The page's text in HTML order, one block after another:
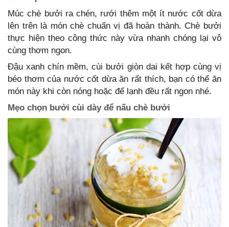
Múc chè bưởi ra chén, rưới thêm một ít nước cốt dừa
lên trên là món chè chuẩn vị đã hoàn thành. Chè bưởi
thực hiện theo công thức này vừa nhanh chóng lại vô
cùng thơm ngon.
Đậu xanh chín mềm, cùi bưởi giòn dai kết hợp cùng vị
béo thơm của nước cốt dừa ăn rất thích, bạn có thể ăn
món này khi còn nóng hoặc để lạnh đều rất ngon nhé.
Mẹo chọn bưởi cùi dày để nấu chè bưởi